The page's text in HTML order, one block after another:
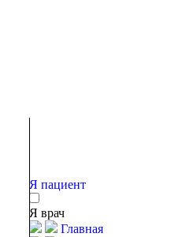
Я пациент
Я врач
Главная